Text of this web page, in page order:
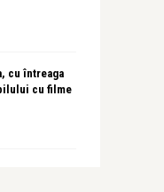
cu întreaga
cu filme